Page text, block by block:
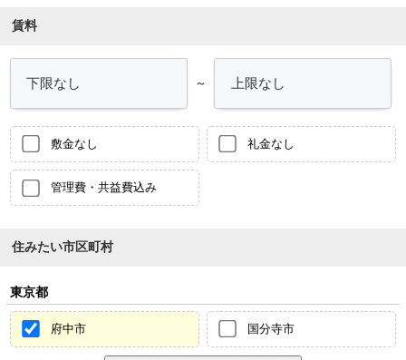
賃料
～
敷金なし 礼金なし
管理費・共益費込み
住みたい市区町村
東京都
府中市 国分寺市